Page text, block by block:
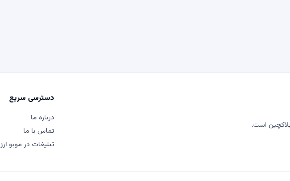
است.
دسترسی سریع
درباره ما
تماس با ما
تبلیغات در موبو ارز